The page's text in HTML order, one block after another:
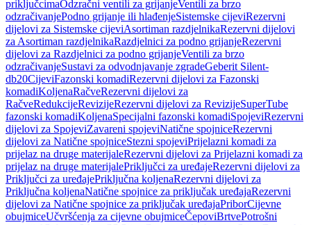
priključcimaOdzračni ventili za grijanjeVentili za brzo
odzračivanjePodno grijanje ili hlađenjeSistemske cijeviRezervni
dijelovi za Sistemske cijeviAsortiman razdjelnikaRezervni dijelovi
za Asortiman razdjelnikaRazdjelnici za podno grijanjeRezervni
dijelovi za Razdjelnici za podno grijanjeVentili za brzo
odzračivanjeSustavi za odvodnjavanje zgradeGeberit Silent-
db20CijeviFazonski komadiRezervni dijelovi za Fazonski
komadiKoljenaRačveRezervni dijelovi za
RačveRedukcijeRevizijeRezervni dijelovi za RevizijeSuperTube
fazonski komadiKoljenaSpecijalni fazonski komadiSpojeviRezervni
dijelovi za SpojeviZavareni spojeviNatične spojniceRezervni
dijelovi za Natične spojniceStezni spojeviPrijelazni komadi za
prijelaz na druge materijaleRezervni dijelovi za Prijelazni komadi za
prijelaz na druge materijalePriključci za uređajeRezervni dijelovi za
Priključci za uređajePriključna koljenaRezervni dijelovi za
Priključna koljenaNatične spojnice za priključak uređajaRezervni
dijelovi za Natične spojnice za priključak uređajaPriborCijevne
obujmiceUčvršćenja za cijevne obujmiceČepoviBrtvePotrošni